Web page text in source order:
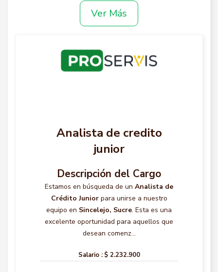
Ver Más
Analista de credito
junior
Descripción del Cargo
Estamos en búsqueda de un Analista de
Crédito Juniorpara unirse a nuestro
equipo en Sincelejo, Sucre. Esta es una
excelente oportunidad para aquellos que
desean comenz...
Salario : $ 2.232.900